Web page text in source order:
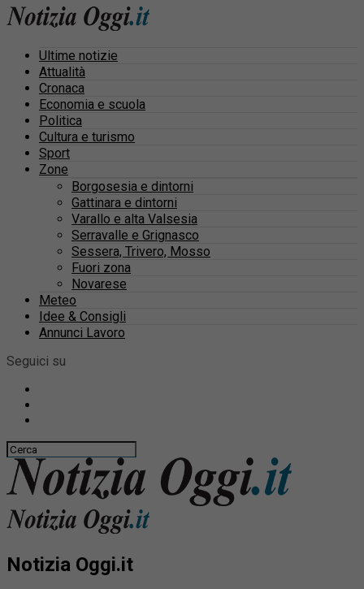
Ultime notizie
Attualità
Cronaca
Economia e scuola
Politica
Cultura e turismo
Sport
Zone
Borgosesia e dintorni
Gattinara e dintorni
Varallo e alta Valsesia
Serravalle e Grignasco
Sessera, Trivero, Mosso
Fuori zona
Novarese
Meteo
Idee & Consigli
Annunci Lavoro
Seguici su
Notizia Oggi.it